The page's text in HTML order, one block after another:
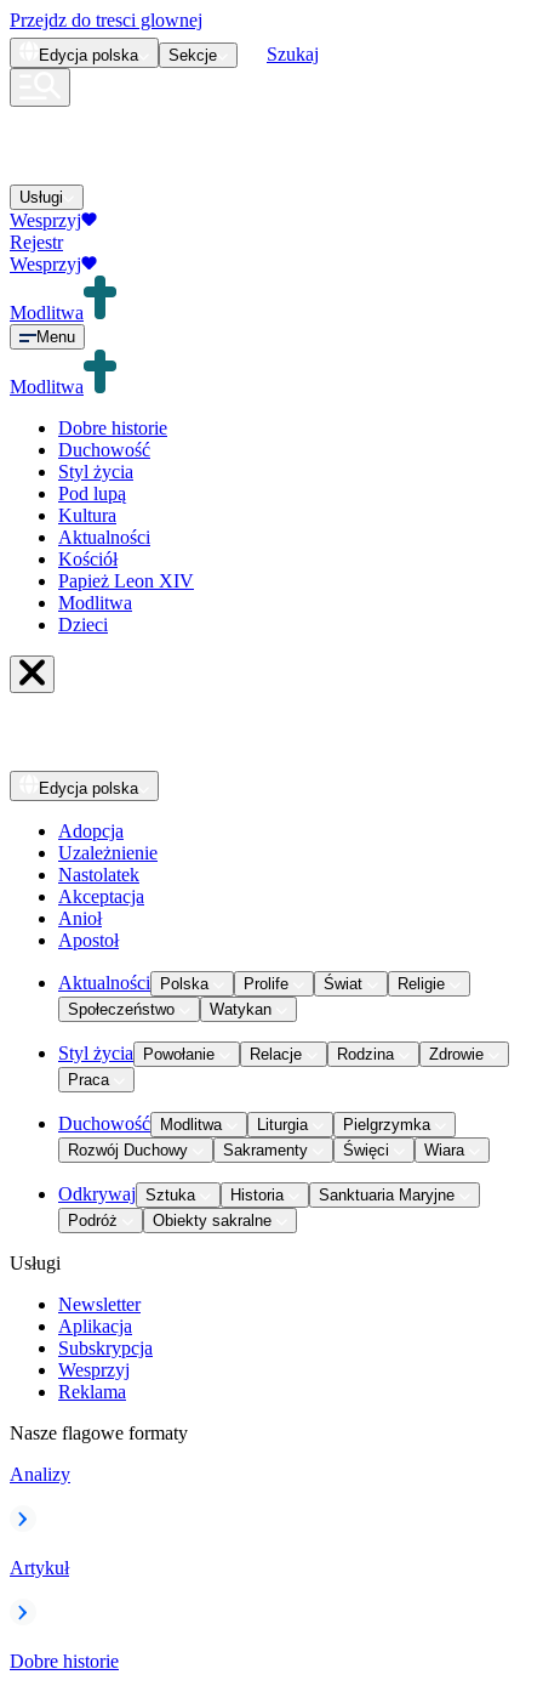
Przejdz do tresci glownej
Edycja polska Sekcje Szukaj
Usługi
Wesprzyj
Rejestr
Wesprzyj
Modlitwa
Menu
Modlitwa
Dobre historie
Duchowość
Styl życia
Pod lupą
Kultura
Aktualności
Kościół
Papież Leon XIV
Modlitwa
Dzieci
Edycja polska
Adopcja
Uzależnienie
Nastolatek
Akceptacja
Anioł
Apostoł
Aktualności Polska Prolife Świat
Religie
Społeczeństwo
Watykan
Styl życia Powołanie Relacje Rodzina
Zdrowie
Praca
Duchowość Modlitwa Liturgia
Pielgrzymka
Rozwój Duchowy
Sakramenty Święci Wiara
Odkrywaj Sztuka Historia
Sanktuaria Maryjne
Podróż
Obiekty sakralne
Usługi
Newsletter
Aplikacja
Subskrypcja
Wesprzyj
Reklama
Nasze flagowe formaty
Analizy
Artykuł
Dobre historie